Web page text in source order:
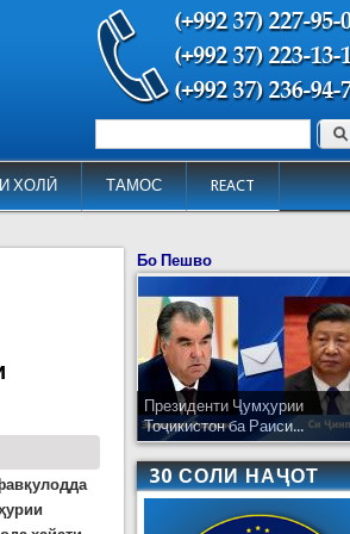
ХОЛӢ ТАМОС REACT
Форма поиска Поиск
Бо Пешво
Президенти Ҷумҳурии
Тоҷикистон ба Раиси...
30 СОЛИ НАҶОТ